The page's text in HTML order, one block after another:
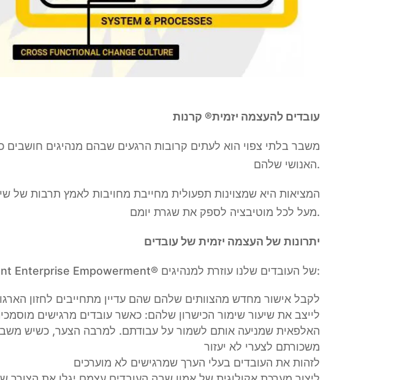
עובדים להעצמה יזמית® קרנות
משבר בלתי צפוי הוא לעתים קרובות הרגעים שבהם מנהיגים חושבים
האנושי שלהם.
המציאות היא שמצוינות תפעולית מחייבת מחויבות לאמץ תרבות של
מעל לכל מוטיבציה לספק את שגרת יומם.
יתרונות של העצמה יזמית של עובדים
Empowerment Enterprise Empowerment® של העובדים שלנו עוזרת למנהיגים:
לקבל אישור מחדש מהצוותים שלהם שהם עדיין מתחייבים לחזון
לייצב את שיעור שימור הכישרון שלהם: כאשר עובדים מרגישים
האלפאית שמניעה אותם לשמור על עבודתם. למרבה הצער, כשיש
משכורתם לצערי לא יעזור
לזהות את העובדים בעלי הערך שמרגישים לא מוערכים